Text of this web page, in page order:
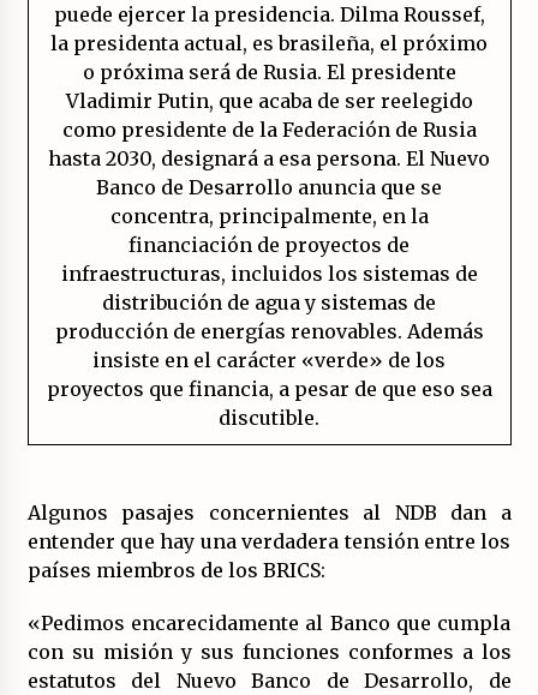
puede ejercer la presidencia. Dilma Roussef,
la presidenta actual, es brasileña, el próximo
o próxima será de Rusia. El presidente
Vladimir Putin, que acaba de ser reelegido
como presidente de la Federación de Rusia
hasta 2030, designará a esa persona. El Nuevo
Banco de Desarrollo anuncia que se
concentra, principalmente, en la
financiación de proyectos de
infraestructuras, incluidos los sistemas de
distribución de agua y sistemas de
producción de energías renovables. Además
insiste en el carácter «verde» de los
proyectos que financia, a pesar de que eso sea
discutible.
Algunos pasajes concernientes al NDB dan a
entender que hay una verdadera tensión entre los
países miembros de los BRICS:
«Pedimos encarecidamente al Banco que cumpla
con su misión y sus funciones conformes a los
estatutos del Nuevo Banco de Desarrollo, de